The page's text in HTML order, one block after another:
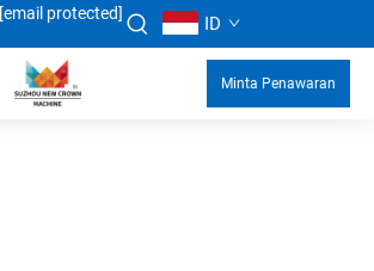
[email protected] ID
Minta Penawaran